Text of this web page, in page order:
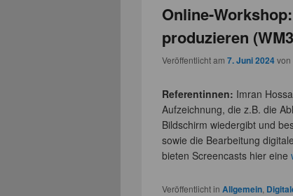
Online-
produzieren
Veröffentlicht am7. Juni 2024von
Referentinnen: Imran
Aufzeichnung, die z.B. die
Bildschirm wiedergibt und
sowie die Bearbeitung
bieten Screencasts hier eine
Veröffentlicht in Allgemein